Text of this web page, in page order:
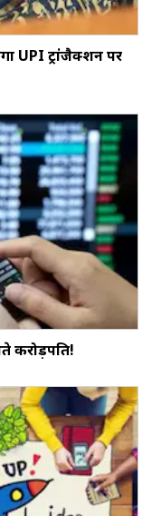
UPI ट्रांजैक्शन पर
करोड़पति!